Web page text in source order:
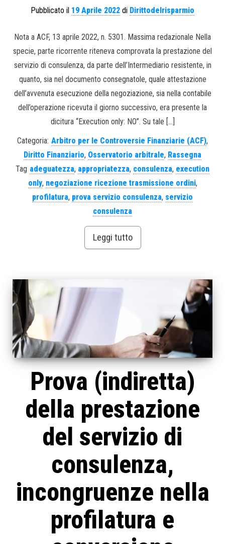
Pubblicato il 19 Aprile 2022 di Dirittodelrisparmio
Nota a ACF, 13 aprile 2022, n. 5301. Massima redazionale Nella
specie, parte ricorrente riteneva comprovata la prestazione del
servizio di consulenza, da parte dell’Intermediario resistente, in
quanto, sia nel documento consegnatole, quale attestazione
dell’avvenuta esecuzione della negoziazione, sia nella contabile
dell’operazione ricevuta il giorno successivo, era presente la
dicitura “Execution only: NO”. Su tale […]
Categoria: Arbitro per le Controversie Finanziarie (ACF),
Diritto Finanziario, Osservatorio arbitrale, Rassegna
Tag adeguatezza, appropriatezza, consulenza, execution
only, negoziazione ricezione trasmissione ordini,
profilatura, prova servizio consulenza, servizio
consulenza
Leggi tutto
Prova (indiretta)
della prestazione
del servizio di
consulenza,
incongruenze nella
profilatura e